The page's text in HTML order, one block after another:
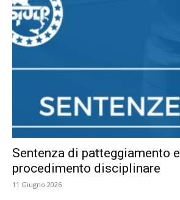
Sentenza di patteggiamento e
procedimento disciplinare
11 Giugno 2026